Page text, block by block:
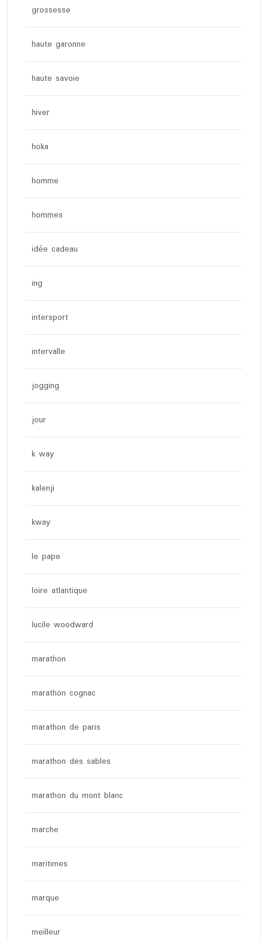
grossesse
haute garonne
haute savoie
hiver
hoka
homme
hommes
idée cadeau
ing
intersport
intervalle
jogging
jour
k way
kalenji
kway
le pape
loire atlantique
lucile woodward
marathon
marathon cognac
marathon de paris
marathon des sables
marathon du mont blanc
marche
maritimes
marque
meilleur